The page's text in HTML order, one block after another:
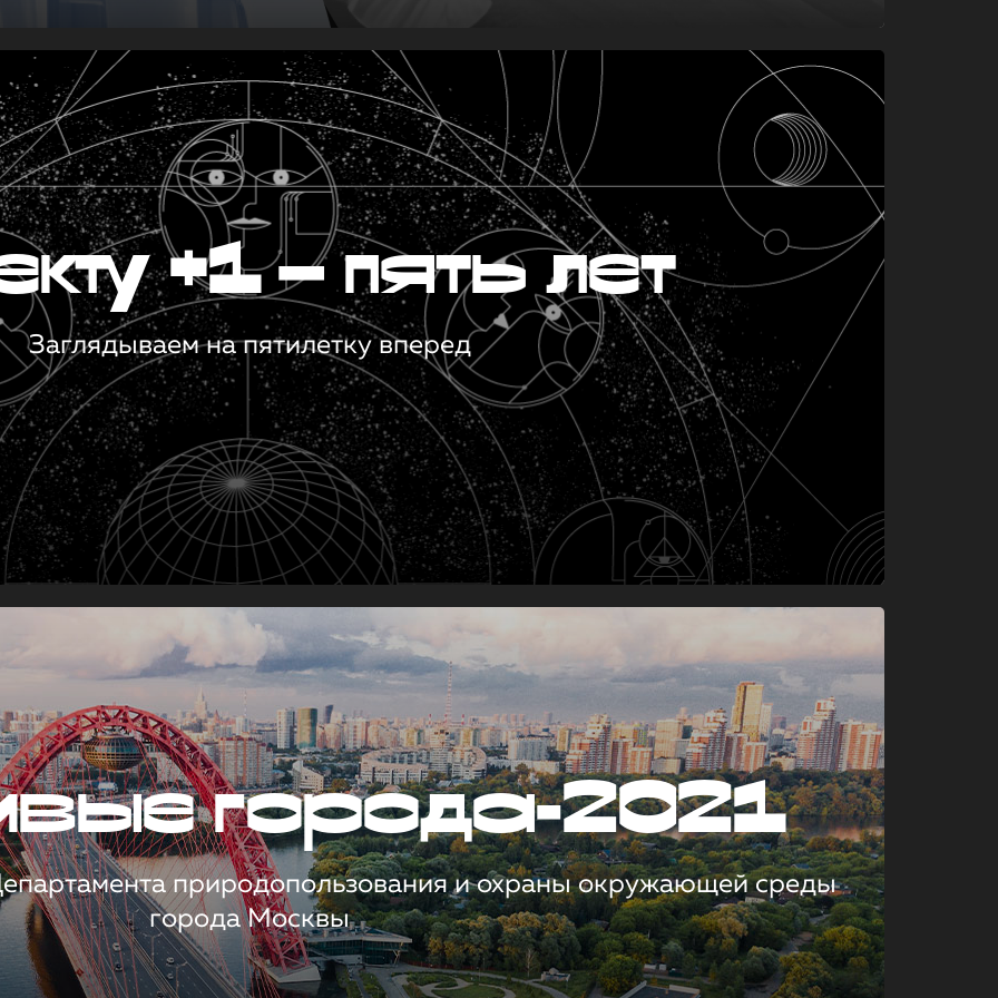
+1 — пять лет
Заглядываем на пятилетку вперед
города-2021
природопользования и охраны окружающей среды
города Москвы